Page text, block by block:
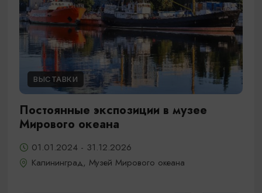
ВЫСТАВКИ
Постоянные экспозиции в музее
Мирового океана
01.01.2024 - 31.12.2026
Калининград, Музей Мирового океана